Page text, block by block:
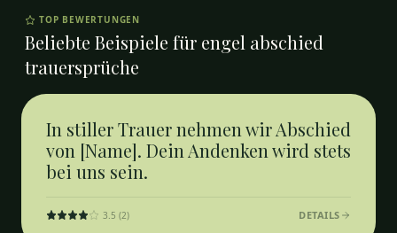
TOP BEWERTUNGEN
Beliebte Beispiele für engel abschied
trauersprüche
In stiller Trauer nehmen wir Abschied
von [Name]. Dein Andenken wird stets
bei uns sein.
3.5 (2) DETAILS